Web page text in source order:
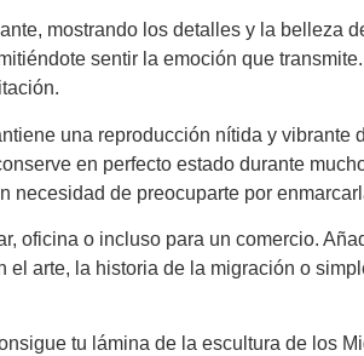
mostrando los detalles y la belleza
sentir la emoción que
una reproducción nítida y
en perfecto estado durante
necesidad de preocuparte por
oficina o incluso para un comercio.
arte, la historia de la migración o
tu lámina de la escultura de los